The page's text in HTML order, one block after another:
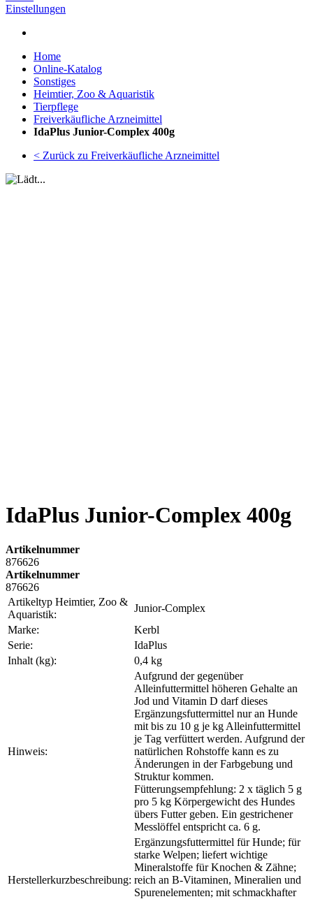
Einstellungen
Home
Online-Katalog
Sonstiges
Heimtier, Zoo & Aquaristik
Tierpflege
Freiverkäufliche Arzneimittel
IdaPlus Junior-Complex 400g
< Zurück zu Freiverkäufliche Arzneimittel
IdaPlus Junior-Complex 400g
Artikelnummer
876626
Artikelnummer
876626
Artikeltyp Heimtier, Zoo &
Aquaristik:
Junior-Complex
Marke:
Kerbl
Serie:
IdaPlus
Inhalt (kg):
0,4 kg
Hinweis:
Aufgrund der gegenüber
Alleinfuttermittel höheren Gehalte an
Jod und Vitamin D darf dieses
Ergänzungsfuttermittel nur an Hunde
mit bis zu 10 g je kg Alleinfuttermittel
je Tag verfüttert werden. Aufgrund der
natürlichen Rohstoffe kann es zu
Änderungen in der Farbgebung und
Struktur kommen.
Fütterungsempfehlung: 2 x täglich 5 g
pro 5 kg Körpergewicht des Hundes
übers Futter geben. Ein gestrichener
Messlöffel entspricht ca. 6 g.
Herstellerkurzbeschreibung:
Ergänzungsfuttermittel für Hunde; für
starke Welpen; liefert wichtige
Mineralstoffe für Knochen & Zähne;
reich an B-Vitaminen, Mineralien und
Spurenelementen; mit schmackhafter